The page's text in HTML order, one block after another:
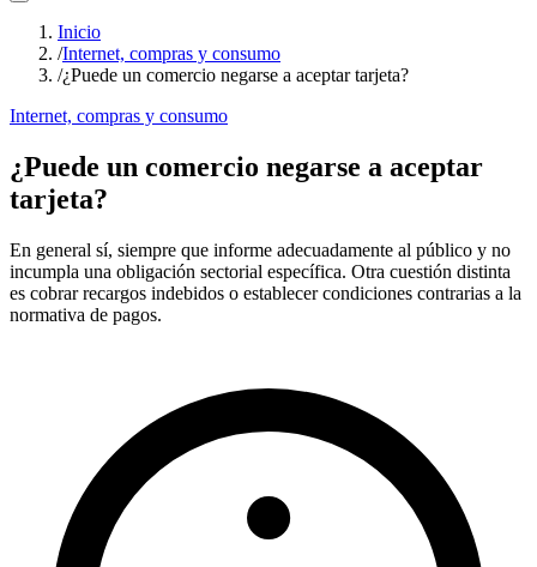
Inicio
/Internet, compras y consumo
/¿Puede un comercio negarse a aceptar tarjeta?
Internet, compras y consumo
¿Puede un comercio negarse a aceptar
tarjeta?
En general sí, siempre que informe adecuadamente al público y no
incumpla una obligación sectorial específica. Otra cuestión distinta
es cobrar recargos indebidos o establecer condiciones contrarias a la
normativa de pagos.